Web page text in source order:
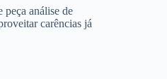
peça análise de
carências já